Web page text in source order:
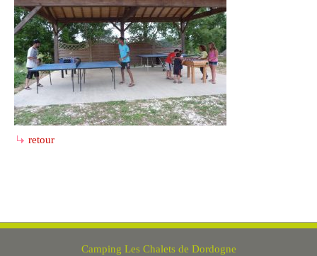
retour
Camping Les Chalets de Dordogne